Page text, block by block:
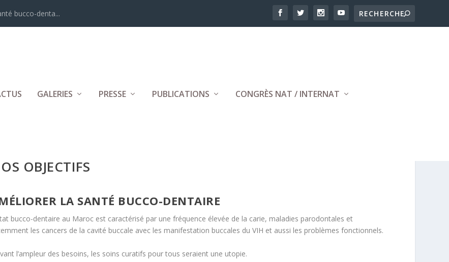
bucco-denta...
GALERIES PRESSE PUBLICATIONS CONGRÈS NAT / INTERNAT
OBJECTIFS
LA SANTÉ BUCCO-DENTAIRE
bucco-dentaire au Maroc est caractérisé par une fréquence élevée de la carie, maladies parodontales et
les cancers de la cavité buccale avec les manifestation buccales du VIH et aussi les problèmes fonctionnels.
l’ampleur des besoins, les soins curatifs pour tous seraient une utopie.